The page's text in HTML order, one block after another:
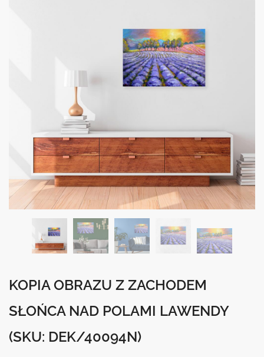
KOPIA OBRAZU Z ZACHODEM
SŁOŃCA NAD POLAMI LAWENDY
(SKU: DEK/40094N)